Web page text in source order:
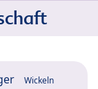
Wickeln